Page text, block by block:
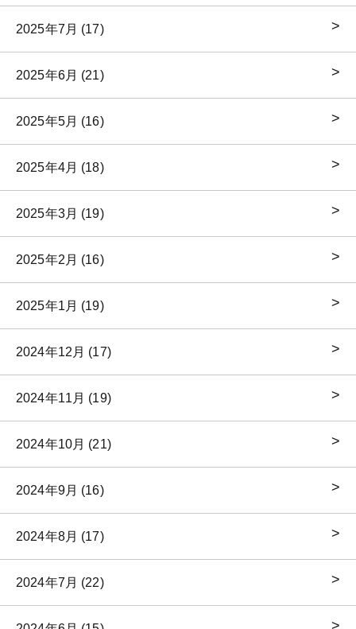
2025年7月 (17)
2025年6月 (21)
2025年5月 (16)
2025年4月 (18)
2025年3月 (19)
2025年2月 (16)
2025年1月 (19)
2024年12月 (17)
2024年11月 (19)
2024年10月 (21)
2024年9月 (16)
2024年8月 (17)
2024年7月 (22)